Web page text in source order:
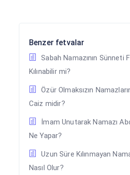
Benzer fetvalar
Sabah Namazının Sünneti
Kılınabilir mi?
Özür Olmaksızın
Caiz midir?
İmam Unutarak Namazı
Ne Yapar?
Uzun Süre Kılınmayan
Nasıl Olur?